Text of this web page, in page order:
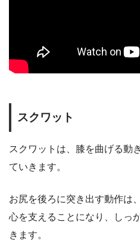
スクワット
スクワットは、膝を曲げる動
ていきます。
お尻を後ろに突き出す動作は
心を支えることになり、しっ
きます。